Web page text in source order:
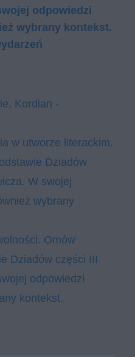
odpowiedzi
wybrany kontekst.
, Kordian -
w utworze literackim.
Dziadów
W swojej
wybrany
Omów
Dziadów części III
odpowiedzi
kontekst.